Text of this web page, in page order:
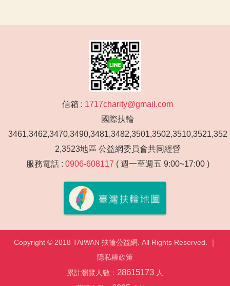
信箱 : 1717charity@gmail.com
國際扶輪
3461,3462,3470,3490,3481,3482,3501,3502,3510,3521,352
2,3523地區 公益網委員會共同經營
服務電話 : 0906-608117 ( 週一至週五 9:00~17:00 )
Copyright © 2018 TAIWAN 扶輪公益網. All Rights Reserved. ｜
隱私權政策
累計瀏覽人數： 28615173 人